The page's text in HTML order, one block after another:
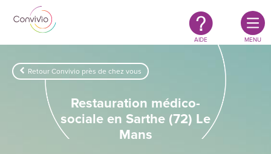
Aller au contenu principal
Restauration
authentique
responsable
AIDE MENU
Retour Convivio près de chez vous
Restauration médico-
sociale en Sarthe (72) Le
Mans